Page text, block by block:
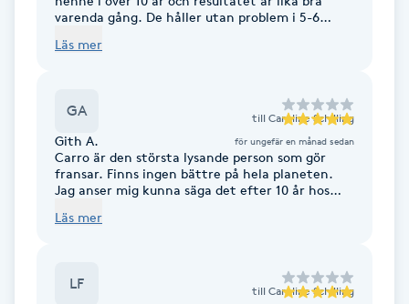
Fransk manikyr
Frekvensterapi
Friskvård
Friskvårdsmassage
varenda gång. De håller utan problem i 5-6
komplimanger för fransarna nästan dagligen.
Läs mer
GA till Caroline Schilling
Gith A. för ungefär en månad sedan
Carro är den största lysande person som gör
fransar. Finns ingen bättre på hela planeten.
Jag anser mig kunna säga det efter 10 år hos
Läs mer
LF till Caroline Schilling